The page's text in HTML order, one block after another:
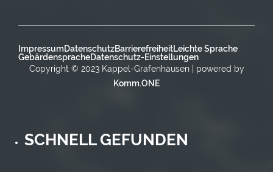
ImpressumDatenschutzBarrierefreiheitLeichte Sprache
GebärdenspracheDatenschutz-Einstellungen
Copyright © 2023 Kappel-Grafenhausen | powered by
Komm.ONE
SCHNELL GEFUNDEN